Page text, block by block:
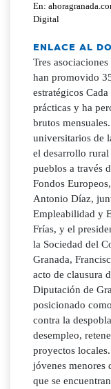
En:
Digital
ENLACE AL
Tres
han promovido
estratégicos
prácticas y ha
brutos
universitarios de
el desarrollo
pueblos a través
Fondos
Antonio Díaz,
Empleabilidad y
Frías, y el
la Sociedad del
Granada,
acto de clausura
Diputación de
posicionado
contra la
desempleo,
proyectos
jóvenes menores
que se